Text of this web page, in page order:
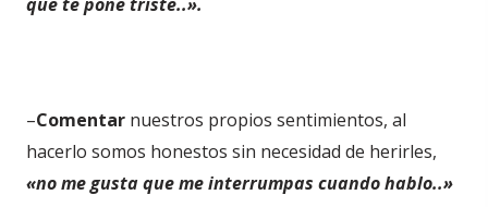
–Comentar nuestros propios sentimientos, al
hacerlo somos honestos sin necesidad de herirles,
«no me gusta que me interrumpas cuando hablo..»